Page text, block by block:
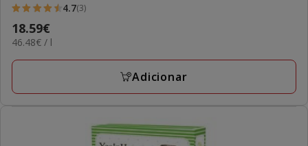
4.7
estrelas
com
3
4.7(3)
Preço
18.59€
18.59€
46.48€
L
46.48€ / l
Adicionar